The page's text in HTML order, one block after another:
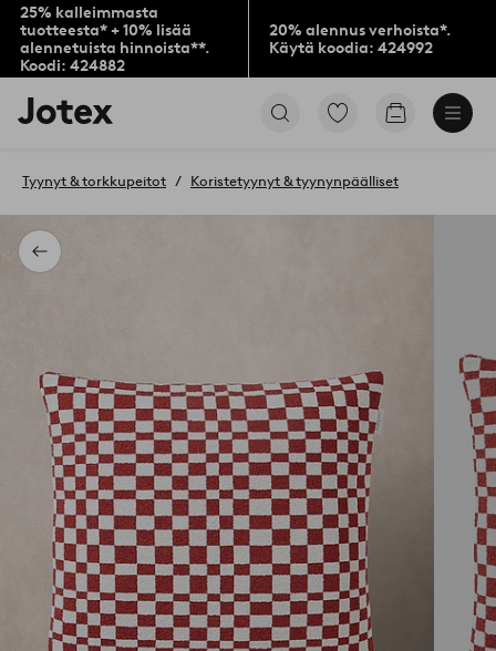
25% kalleimmasta
tuotteesta* + 10% lisää
alennetuista hinnoista**.
Koodi: 424882
20% alennus verhoista*.
Käytä koodia: 424992
Jotex-
logo
aloitussivulle
Siirry
Siirry
Takaisin
Tyynyt & torkkupeitot Koristetyynyt & tyynynpäälliset